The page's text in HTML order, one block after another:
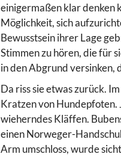
einigermaßen klar denken
Möglichkeit, sich
Bewusstsein ihrer Lage
Stimmen zu hören, die für
in den Abgrund versinken,
Da riss sie etwas zurück.
Kratzen von Hundepfoten.
wieherndes Kläffen.
einen Norweger-
Arm umschloss, wurde